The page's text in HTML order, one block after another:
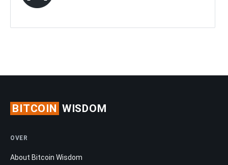
BITCOIN WISDOM
OVER
About Bitcoin Wisdom